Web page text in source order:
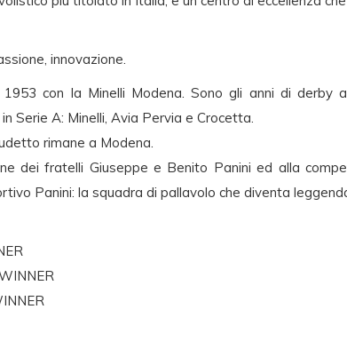
innovazione.
con la Minelli Modena. Sono gli anni di derby
Serie A: Minelli, Avia Pervia e Crocetta.
rimane a Modena.
dei fratelli Giuseppe e Benito Panini ed alla
Panini: la squadra di pallavolo che diventa